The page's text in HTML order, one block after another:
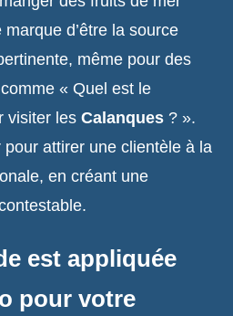
d’être la source
même pour des
« Quel est le
visiter lesCalanques ? ».
pour attirer une clientèle à la
en créant une
est appliquée
pour votre